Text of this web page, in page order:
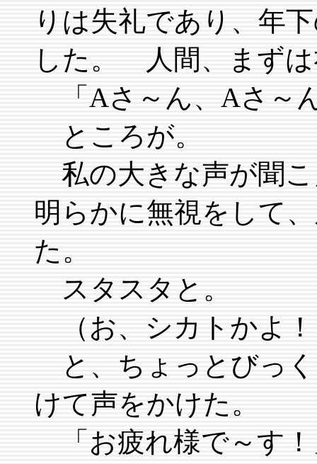
りは失礼であり、年
した。 人間、まず
「Aさ～ん、Aさ～
ところが。
私の大きな声が聞
明らかに無視をして
た。
スタスタと。
（お、シカトかよ
と、ちょっとびっ
けて声をかけた。
「お疲れ様で～す